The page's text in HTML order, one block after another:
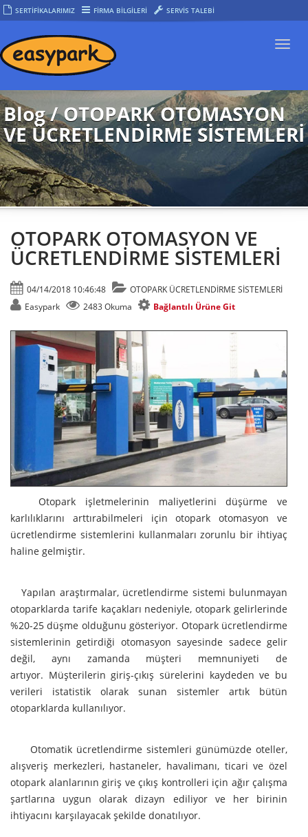
SERTİFİKALARIMIZ FİRMA BİLGİLERİ SERVİS TALEBİ
Blog / OTOPARK OTOMASYON
VE ÜCRETLENDİRME SİSTEMLERİ
OTOPARK OTOMASYON VE
ÜCRETLENDİRME SİSTEMLERİ
04/14/2018 10:46:48
OTOPARK ÜCRETLENDİRME SİSTEMLERİ
Easypark
2483 Okuma Bağlantılı Ürüne Git
Otopark işletmelerinin maliyetlerini düşürme ve
karlılıklarını arttırabilmeleri için otopark otomasyon ve
ücretlendirme sistemlerini kullanmaları zorunlu bir ihtiyaç
haline gelmiştir.
Yapılan araştırmalar, ücretlendirme sistemi bulunmayan
otoparklarda tarife kaçakları nedeniyle, otopark gelirlerinde
%20-25 düşme olduğunu gösteriyor. Otopark ücretlendirme
sistemlerinin getirdiği otomasyon sayesinde sadece gelir
değil, aynı zamanda müşteri memnuniyeti de
artıyor. Müşterilerin giriş-çıkış sürelerini kaydeden ve bu
verileri istatistik olarak sunan sistemler artık bütün
otoparklarda kullanılıyor.
Otomatik ücretlendirme sistemleri günümüzde oteller,
alışveriş merkezleri, hastaneler, havalimanı, ticari ve özel
otopark alanlarının giriş ve çıkış kontrolleri için ağır çalışma
şartlarına uygun olarak dizayn ediliyor ve her birinin
ihtiyacını karşılayacak şekilde donatılıyor.